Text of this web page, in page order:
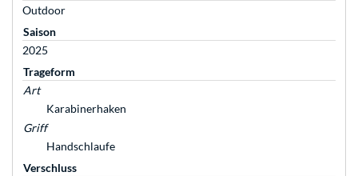
Outdoor
Saison
2025
Trageform
Art
Karabinerhaken
Griff
Handschlaufe
Verschluss